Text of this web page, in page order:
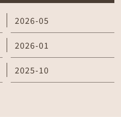
2026-05
2026-01
2025-10